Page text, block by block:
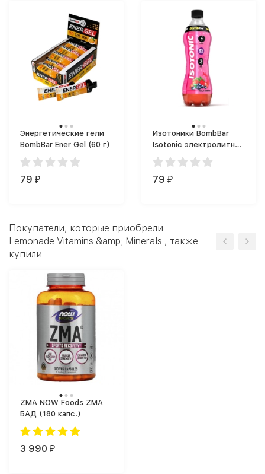
Энергетические гели
BombBar Ener Gel (60 г)
79 ₽
Изотоники BombBar
Isotonic электролитный
напиток (500 мл)
79 ₽
Покупатели, которые приобрели
Lemonade Vitamins &amp; Minerals , также
купили
ZMA NOW Foods ZMA
БАД (180 капс.)
3 990 ₽